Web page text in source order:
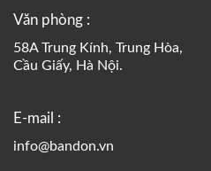
Văn phòng :
58A Trung Kính, Trung Hòa,
Cầu Giấy, Hà Nội.
E-mail :
info@bandon.vn